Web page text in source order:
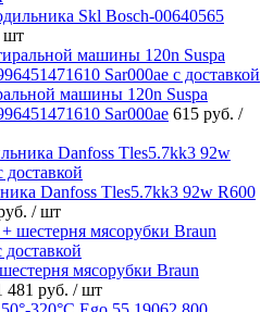
Skl Bosch-00640565
шт
машины 120n Suspa
Sar000ae 615 руб. /
Danfoss Tles5.7kk3 92w R600
/ шт
мясорубки Braun
481 руб. / шт